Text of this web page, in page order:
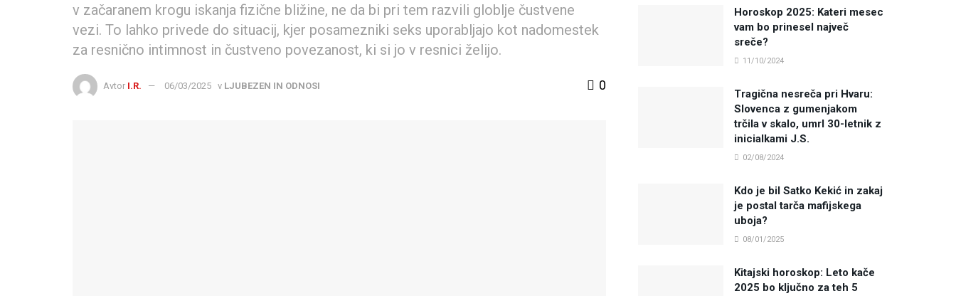
v začaranem krogu iskanja fizične bližine, ne da bi pri tem razvili globlje čustvene
vezi. To lahko privede do situacij, kjer posamezniki seks uporabljajo kot nadomestek
za resnično intimnost in čustveno povezanost, ki si jo v resnici želijo.
Avtor I.R. 06/03/2025 v LJUBEZEN IN ODNOSI 0
Horoskop 2025: Kateri mesec
vam bo prinesel največ
sreče?
11/10/2024
Tragična nesreča pri Hvaru:
Slovenca z gumenjakom
trčila v skalo, umrl 30-letnik z
inicialkami J.S.
02/08/2024
Kdo je bil Satko Kekić in zakaj
je postal tarča mafijskega
uboja?
08/01/2025
Kitajski horoskop: Leto kače
2025 bo ključno za teh 5